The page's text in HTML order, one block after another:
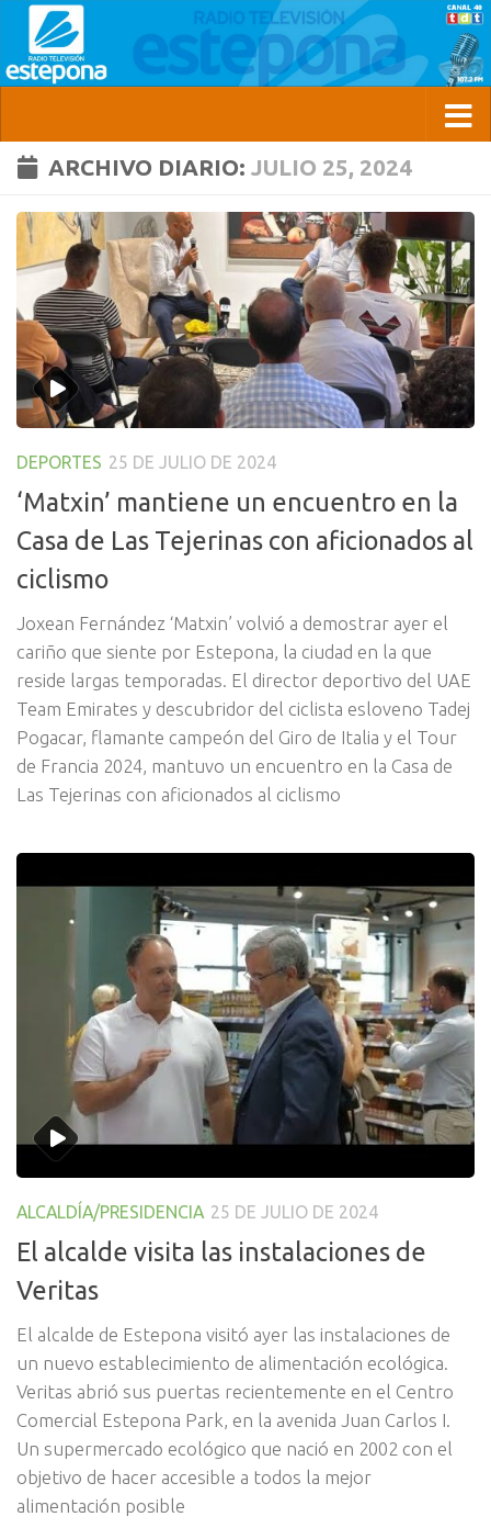
ARCHIVO DIARIO: JULIO 25, 2024
DEPORTES 25 DE JULIO DE 2024
‘Matxin’ mantiene un encuentro en la
Casa de Las Tejerinas con aficionados al
ciclismo
Joxean Fernández ‘Matxin’ volvió a demostrar ayer el
cariño que siente por Estepona, la ciudad en la que
reside largas temporadas. El director deportivo del UAE
Team Emirates y descubridor del ciclista esloveno Tadej
Pogacar, flamante campeón del Giro de Italia y el Tour
de Francia 2024, mantuvo un encuentro en la Casa de
Las Tejerinas con aficionados al ciclismo
ALCALDÍA/PRESIDENCIA 25 DE JULIO DE 2024
El alcalde visita las instalaciones de
Veritas
El alcalde de Estepona visitó ayer las instalaciones de
un nuevo establecimiento de alimentación ecológica.
Veritas abrió sus puertas recientemente en el Centro
Comercial Estepona Park, en la avenida Juan Carlos I.
Un supermercado ecológico que nació en 2002 con el
objetivo de hacer accesible a todos la mejor
alimentación posible